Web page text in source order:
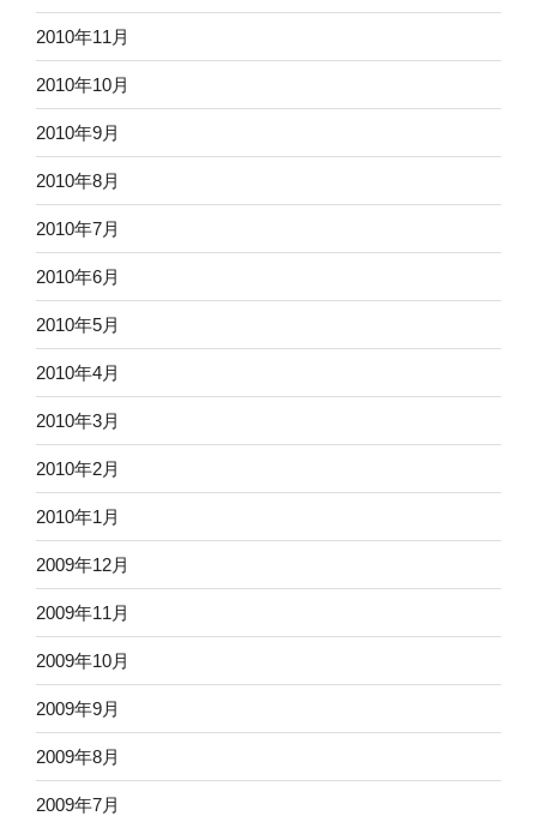
2010年11月
2010年10月
2010年9月
2010年8月
2010年7月
2010年6月
2010年5月
2010年4月
2010年3月
2010年2月
2010年1月
2009年12月
2009年11月
2009年10月
2009年9月
2009年8月
2009年7月